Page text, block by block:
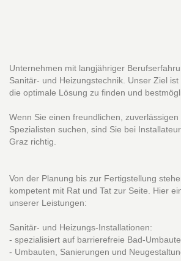
Unternehmen mit langjähriger
Sanitär- und Heizungstechnik. Unser Ziel
die optimale Lösung zu finden und
Wenn Sie einen freundlichen,
Spezialisten suchen, sind Sie bei
Graz richtig.
Von der Planung bis zur Fertigstellung
kompetent mit Rat und Tat zur Seite. Hier
unserer Leistungen:
Sanitär- und Heizungs-Installationen:
- spezialisiert auf barrierefreie Bad-
- Umbauten, Sanierungen und